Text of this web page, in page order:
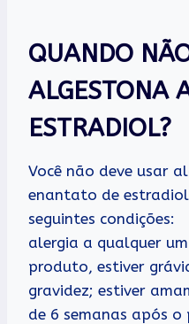
QUANDO
ALGESTONA
ESTRADIOL?
Você não deve usar
enantato de
seguintes condições:
alergia a qualquer
produto, estiver
gravidez; estiver
de 6 semanas após